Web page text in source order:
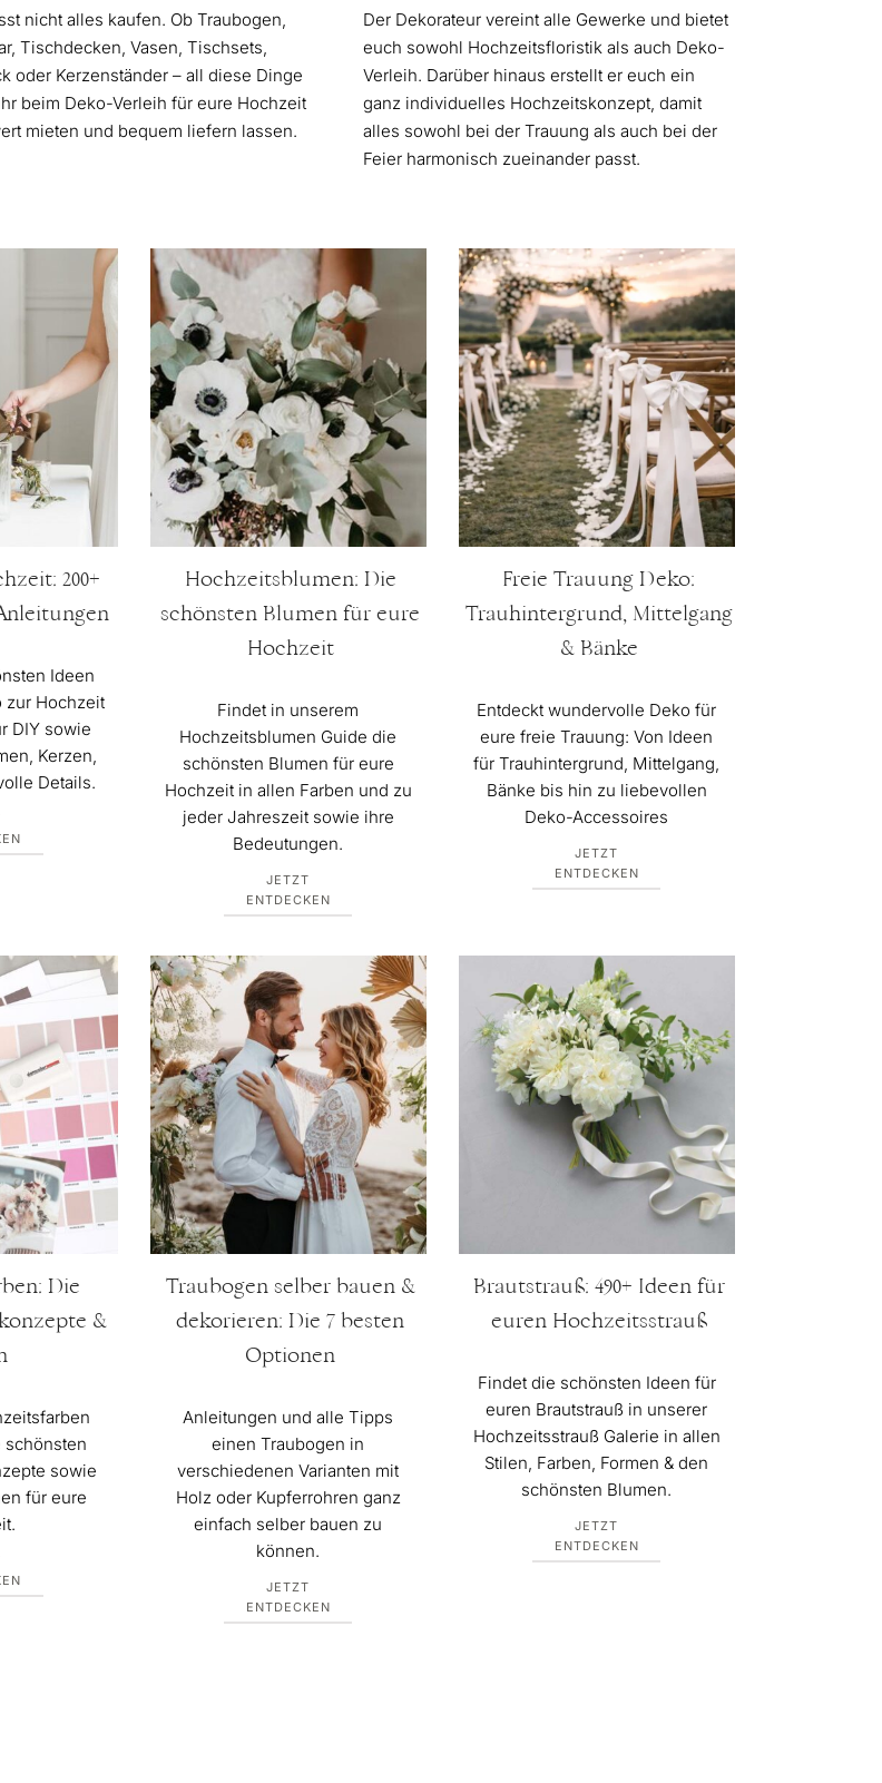
nicht alles kaufen. Ob Traubogen,
Tischdecken, Vasen, Tischsets,
oder Kerzenständer – all diese Dinge
beim Deko-Verleih für eure Hochzeit
mieten und bequem liefern lassen.
Der Dekorateur vereint alle Gewerke und bietet
euch sowohl Hochzeitsfloristik als auch Deko-
Verleih. Darüber hinaus erstellt er euch ein
ganz individuelles Hochzeitskonzept, damit
alles sowohl bei der Trauung als auch bei der
Feier harmonisch zueinander passt.
200+
Ideen
zur Hochzeit
DIY sowie
Kerzen,
Details.
Hochzeitsblumen: Die
schönsten Blumen für eure
Hochzeit
Findet in unserem
Hochzeitsblumen Guide die
schönsten Blumen für eure
Hochzeit in allen Farben und zu
jeder Jahreszeit sowie ihre
Bedeutungen.
JETZT
ENTDECKEN
Freie Trauung Deko:
Trauhintergrund, Mittelgang
& Bänke
Entdeckt wundervolle Deko für
eure freie Trauung: Von Ideen
für Trauhintergrund, Mittelgang,
Bänke bis hin zu liebevollen
Deko-Accessoires
JETZT
ENTDECKEN
Die
&
schönsten
sowie
für eure
Traubogen selber bauen &
dekorieren: Die 7 besten
Optionen
Anleitungen und alle Tipps
einen Traubogen in
verschiedenen Varianten mit
Holz oder Kupferrohren ganz
einfach selber bauen zu
können.
JETZT
ENTDECKEN
Brautstrauß: 490+ Ideen für
euren Hochzeitsstrauß
Findet die schönsten Ideen für
euren Brautstrauß in unserer
Hochzeitsstrauß Galerie in allen
Stilen, Farben, Formen & den
schönsten Blumen.
JETZT
ENTDECKEN